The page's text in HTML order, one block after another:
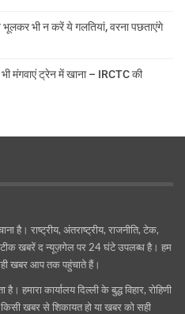
भी न करें ये गलतियां, वरना पछताएंगे
मंगवाएं ट्रेन में खाना – IRCTC की
है। राष्ट्रीय, अंतराष्ट्रीय, राजनीति, टेक,
खबरें द न्यूज़गेल पर 24 घंटे उपलब्ध है। हम
खबर आप तक पहुंचाते हैं।
हमारा कार्यालय दिल्ली के बुद्ध विहार, रोहिणी
खबर से शिकायत हो या खबर को सही